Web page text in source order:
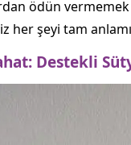
ödün vermemek
şeyi tam
Destekli